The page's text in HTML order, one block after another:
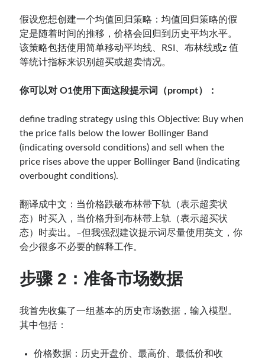
假设您想创建一个均值回归策略：均值回归策略的假
定是随着时间的推移，价格会回归到历史平均水平。
该策略包括使用简单移动平均线、RSI、布林线或z 值
等统计指标来识别超买或超卖情况。
你可以对 O1使用下面这段提示词（prompt）：
define trading strategy using this Objective: Buy when
the price falls below the lower Bollinger Band
(indicating oversold conditions) and sell when the
price rises above the upper Bollinger Band (indicating
overbought conditions).
翻译成中文：当价格跌破布林带下轨（表示超卖状
态）时买入，当价格升到布林带上轨（表示超买状
态）时卖出。–但我强烈建议提示词尽量使用英文，你
会少很多不必要的解释工作。
步骤 2：准备市场数据
我首先收集了一组基本的历史市场数据，输入模型。
其中包括：
价格数据：历史开盘价、最高价、最低价和收